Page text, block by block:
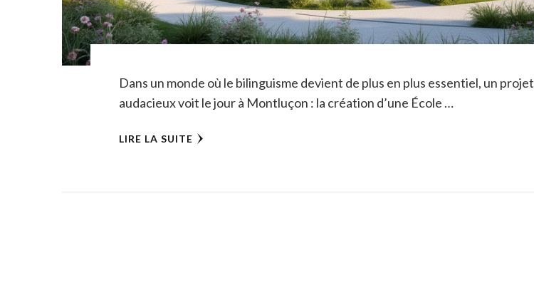
Dans un monde où le bilinguisme devient de plus en plus essentiel, un projet
audacieux voit le jour à Montluçon : la création d’une École …
LIRE LA SUITE